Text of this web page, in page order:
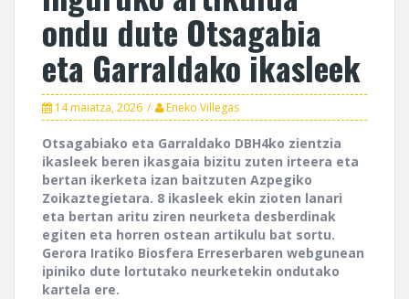
ondu dute Otsagabia
eta Garraldako ikasleek
14 maiatza, 2026 Eneko Villegas
Otsagabiako eta Garraldako DBH4ko zientzia
ikasleek beren ikasgaia bizitu zuten irteera eta
bertan ikerketa izan baitzuten Azpegiko
Zoikaztegietara. 8 ikasleek ekin zioten lanari
eta bertan aritu ziren neurketa desberdinak
egiten eta horren ostean artikulu bat sortu.
Gerora Iratiko Biosfera Erreserbaren webgunean
ipiniko dute lortutako neurketekin ondutako
kartela ere.